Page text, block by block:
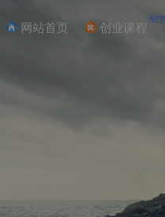
网站首页 创业课程